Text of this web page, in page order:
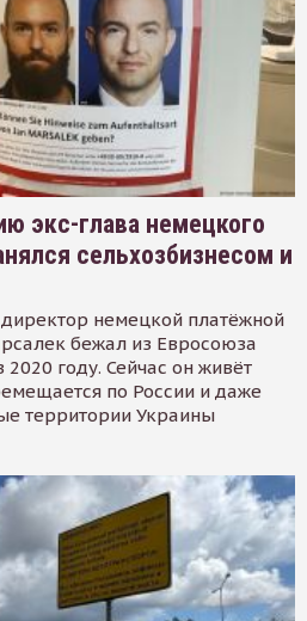
экс-глава немецкого
сельхозбизнесом и
немецкой платёжной
бежал из Евросоюза
году. Сейчас он живёт
по России и даже
территории Украины